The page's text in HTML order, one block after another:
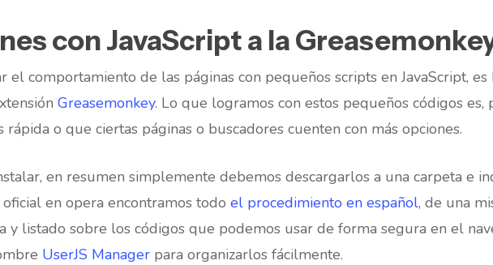
con JavaScript a la
el comportamiento de las páginas con pequeños scripts en JavaScript, es
Greasemonkey. Lo que logramos con estos pequeños códigos es,
o que ciertas páginas o buscadores cuenten con más opciones.
en resumen simplemente debemos descargarlos a una carpeta e
en opera encontramos todo el procedimiento en español, de una
y listado sobre los códigos que podemos usar de forma segura en el
UserJS Manager para organizarlos fácilmente.